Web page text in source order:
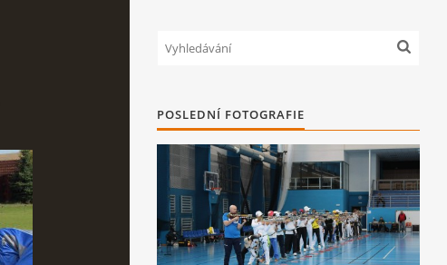
POSLEDNÍ FOTOGRAFIE